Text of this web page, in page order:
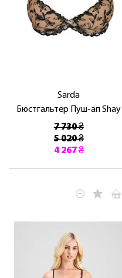
Sarda
Бюстгальтер Пуш-ап Shay
7 730 ₴
5 020 ₴
4 267 ₴